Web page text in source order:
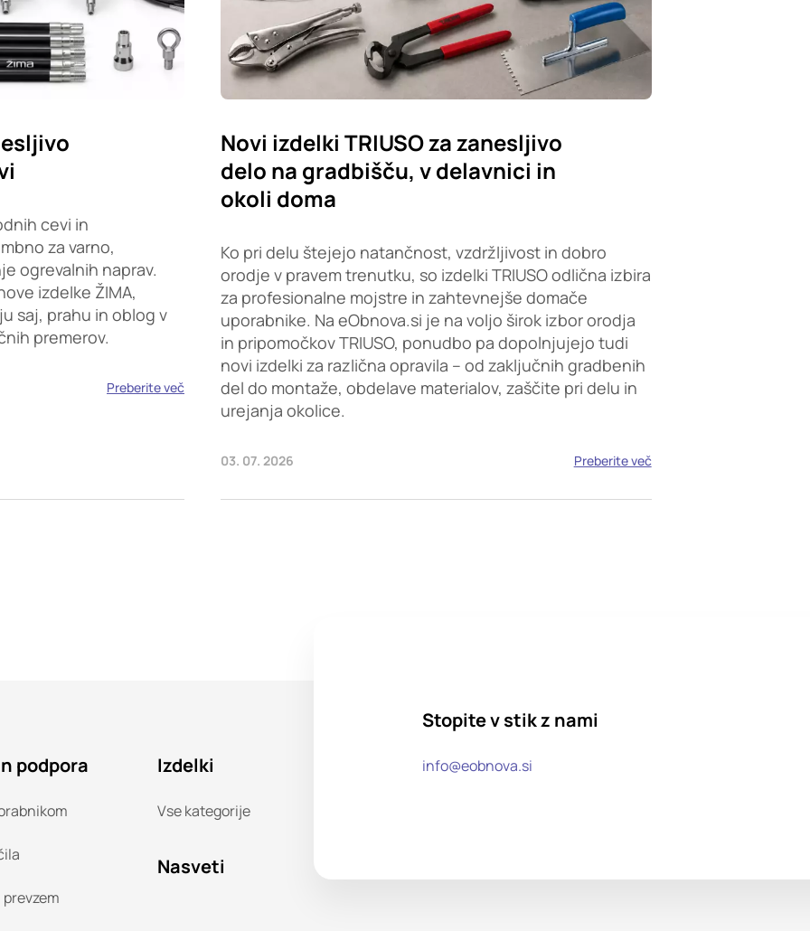
cevi in
za varno,
ogrevalnih naprav.
izdelke ŽIMA,
saj, prahu in oblog v
premerov.
Preberite več
Novi izdelki TRIUSO za zanesljivo
delo na gradbišču, v delavnici in
okoli doma
Ko pri delu štejejo natančnost, vzdržljivost in dobro
orodje v pravem trenutku, so izdelki TRIUSO odlična izbira
za profesionalne mojstre in zahtevnejše domače
uporabnike. Na eObnova.si je na voljo širok izbor orodja
in pripomočkov TRIUSO, ponudbo pa dopolnjujejo tudi
novi izdelki za različna opravila – od zaključnih gradbenih
del do montaže, obdelave materialov, zaščite pri delu in
urejanja okolice.
03. 07. 2026 Preberite več
podpora Izdelki
Vse kategorije
Nasveti
Stopite v stik z nami
info@eobnova.si